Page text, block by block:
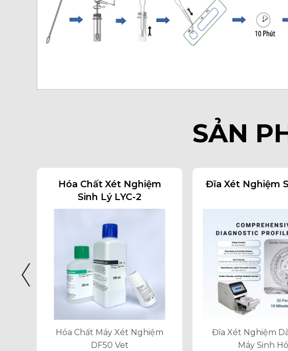
SẢN
Hóa Chất Xét Nghiệm
Sinh Lý LYC-2
Hóa Chất Máy Xét Nghiệm
DF50 Vet
Đĩa Xét Nghiệm
Đĩa Xét Nghiệm
Máy Sinh